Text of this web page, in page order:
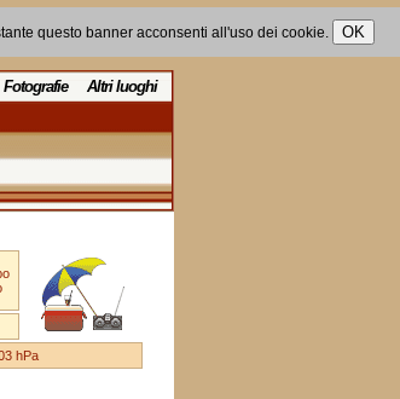
questo banner acconsenti all'uso dei cookie.
Fotografie Altri luoghi
hPa